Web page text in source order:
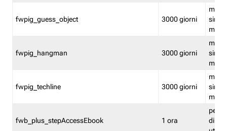
fwpig_guess_object 3000 giorni
fwpig_hangman 3000 giorni
fwpig_techline 3000 giorni
fwb_plus_stepAccessEbook 1 ora
di un